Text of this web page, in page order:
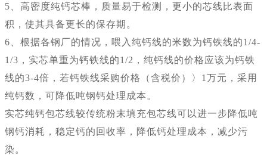
5、高密度纯钙芯棒，质量易于检测，更小的芯线比表面
积，使其具备更长的保存期。
6、根据各钢厂的情况，喂入纯钙线的米数为钙铁线的1/4-
1/3，实芯单重为钙铁线的1/2，纯钙线的价格应该为钙铁
线的3-4倍，若钙铁线采购价格（含税价）〉1万元，采用
纯钙数，可降低吨钢钙处理成本。
实芯纯钙包芯线较传统粉末填充包芯线可以进一步降低吨
钢钙消耗，稳定钙的回收率，降低钙处理成本，减少污
染。